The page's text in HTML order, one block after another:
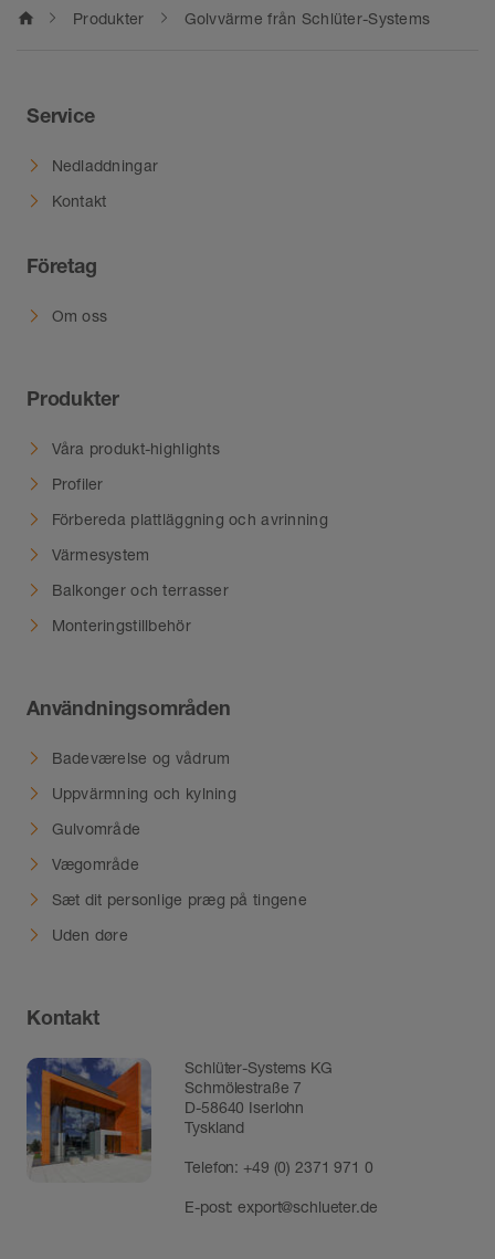
home Produkter Golvvärme från Schlüter-Systems
Service
Nedladdningar
Kontakt
Företag
Om oss
Produkter
Våra produkt-highlights
Profiler
Förbereda plattläggning och avrinning
Värmesystem
Balkonger och terrasser
Monteringstillbehör
Användningsområden
Badeværelse og vådrum
Uppvärmning och kylning
Gulvområde
Vægområde
Sæt dit personlige præg på tingene
Uden døre
Kontakt
Schlüter-Systems KG
Schmölestraße 7
D-58640 Iserlohn
Tyskland
Telefon:+49 (0) 2371 971 0
E-post:export@schlueter.de